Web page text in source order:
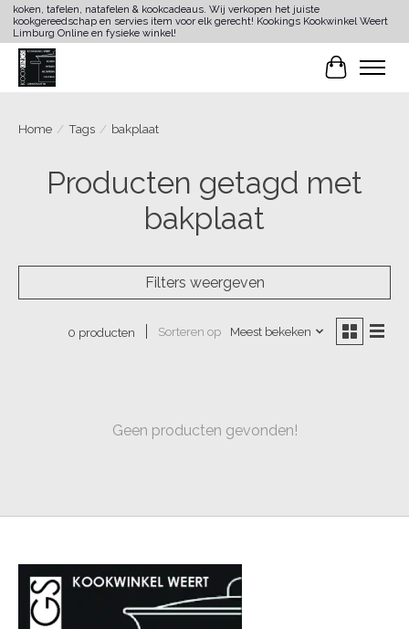
koken, tafelen, natafelen & kookcadeaus. Wij verkopen het juiste
kookgereedschap en servies item voor elk gerecht! Kookings Kookwinkel Weert
Limburg Online en fysieke winkel!
Home / Tags / bakplaat
Producten getagd met
bakplaat
Filters weergeven
0 producten Sorteren op Meest bekeken
Geen producten gevonden!